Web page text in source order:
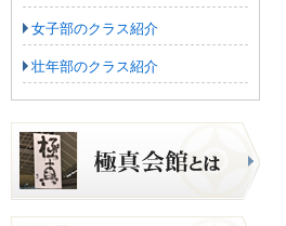
女子部のクラス紹介
壮年部のクラス紹介